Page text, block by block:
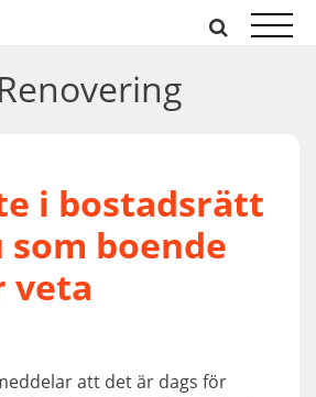
Renovering
i bostadsrätt
som boende
veta
att det är dags för